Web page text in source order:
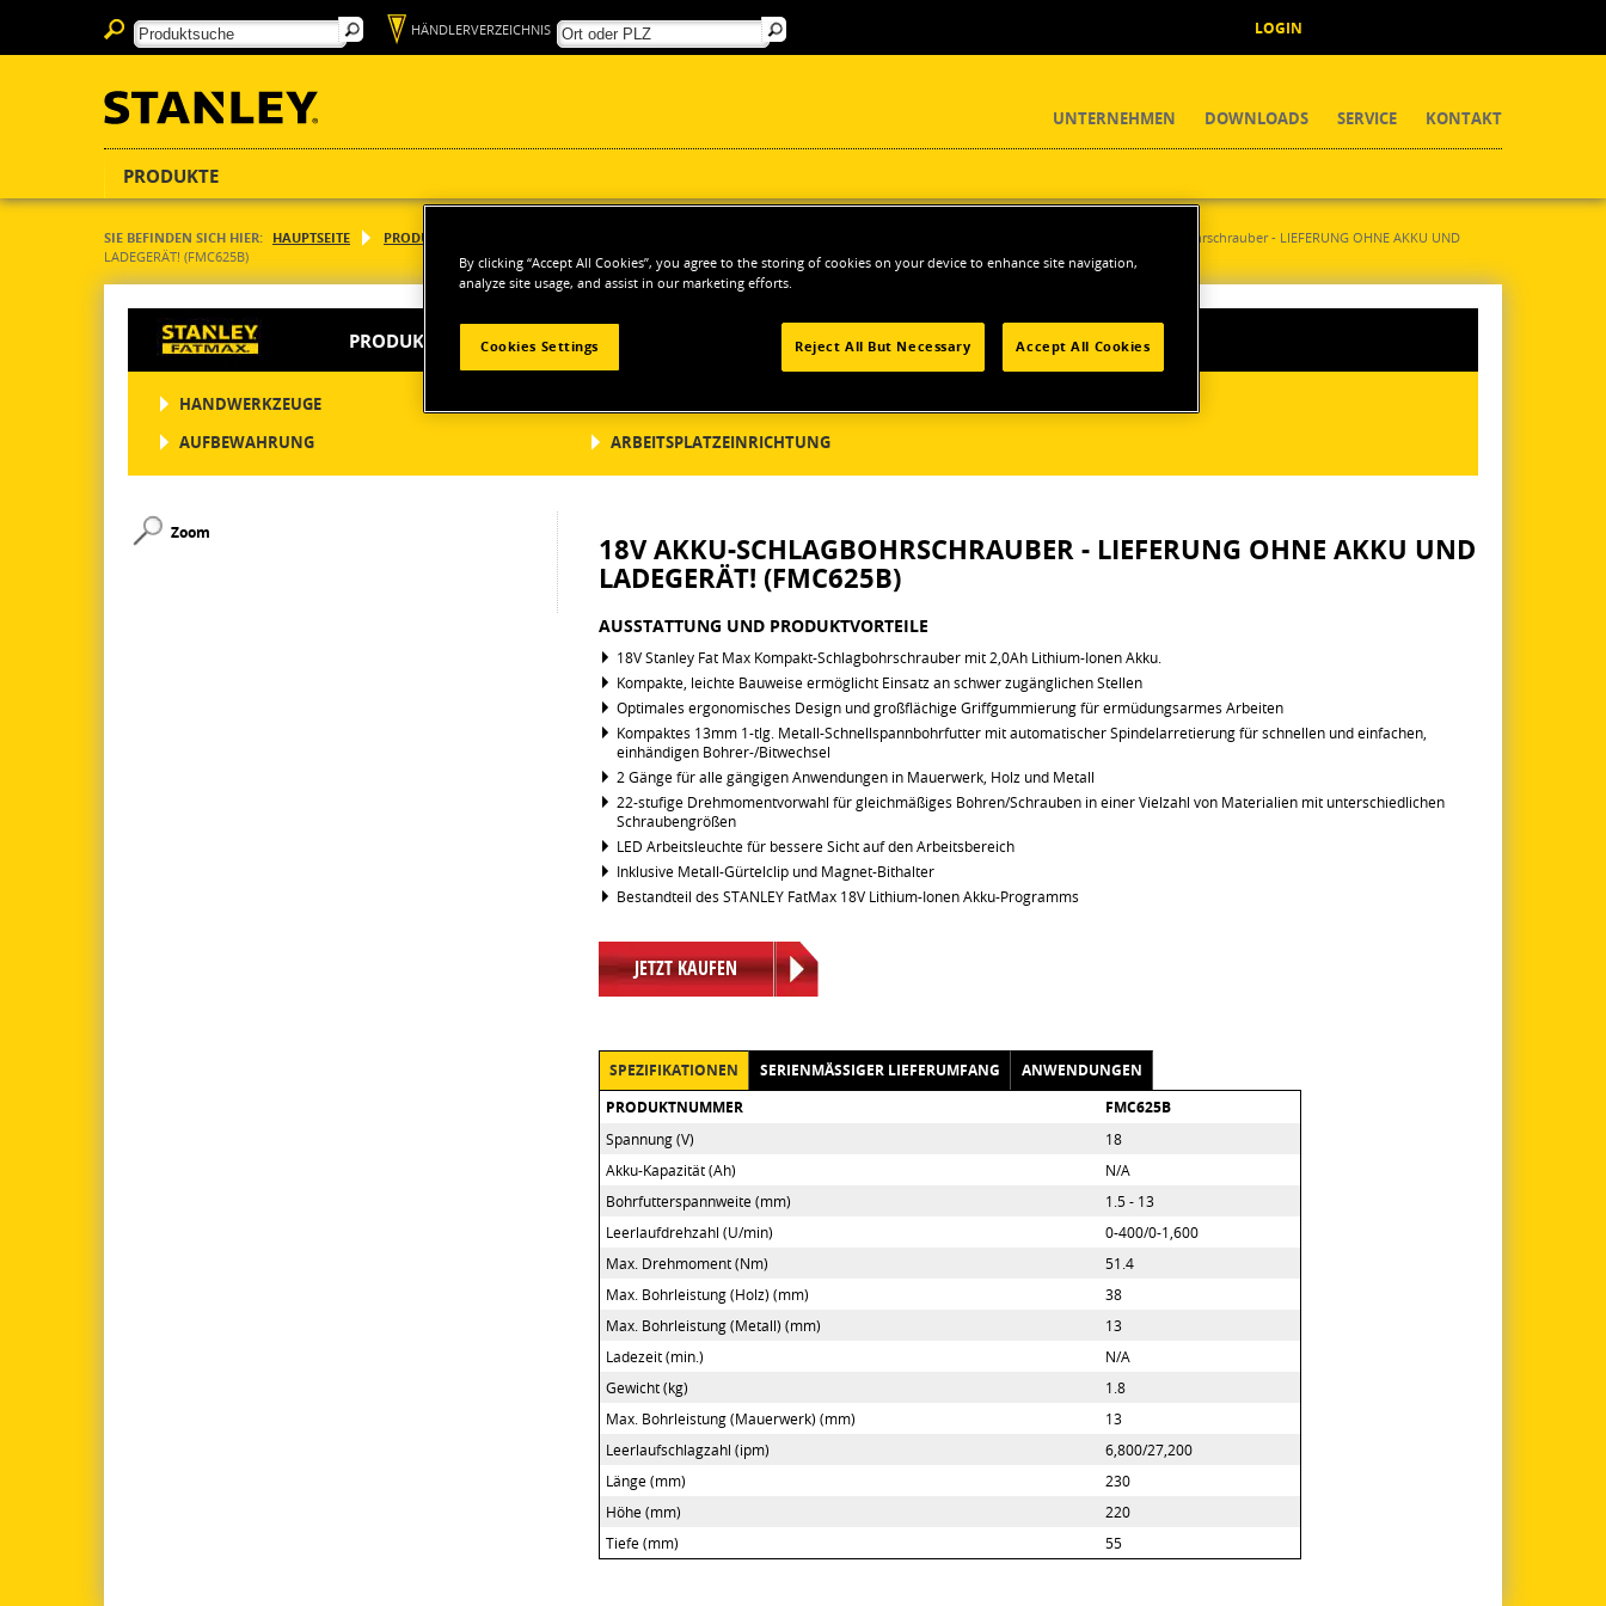
LOGIN
HÄNDLERVERZEICHNIS
UNTERNEHMEN DOWNLOADS SERVICE KONTAKT
PRODUKTE
SIE BEFINDEN SICH HIER: HAUPTSEITE PRODUKTE
18V Akku-Schlagbohrschrauber - LIEFERUNG OHNE AKKU UND
LADEGERÄT! (FMC625B)
PRODUKTE
HANDWERKZEUGE
AUFBEWAHRUNG
ARBEITSPLATZEINRICHTUNG
Zoom 18V AKKU-SCHLAGBOHRSCHRAUBER - LIEFERUNG OHNE AKKU UND
LADEGERÄT! (FMC625B)
AUSSTATTUNG UND PRODUKTVORTEILE
18V Stanley Fat Max Kompakt-Schlagbohrschrauber mit 2,0Ah Lithium-Ionen Akku.
Kompakte, leichte Bauweise ermöglicht Einsatz an schwer zugänglichen Stellen
Optimales ergonomisches Design und großflächige Griffgummierung für ermüdungsarmes Arbeiten
Kompaktes 13mm 1-tlg. Metall-Schnellspannbohrfutter mit automatischer Spindelarretierung für schnellen und einfachen,
einhändigen Bohrer-/Bitwechsel
2 Gänge für alle gängigen Anwendungen in Mauerwerk, Holz und Metall
22-stufige Drehmomentvorwahl für gleichmäßiges Bohren/Schrauben in einer Vielzahl von Materialien mit unterschiedlichen
Schraubengrößen
LED Arbeitsleuchte für bessere Sicht auf den Arbeitsbereich
Inklusive Metall-Gürtelclip und Magnet-Bithalter
Bestandteil des STANLEY FatMax 18V Lithium-Ionen Akku-Programms
JETZT KAUFEN
SPEZIFIKATIONEN SERIENMÄSSIGER LIEFERUMFANG
ANWENDUNGEN
PRODUKTNUMMER
FMC625B
Spannung (V)
18
Akku-Kapazität (Ah)
N/A
Bohrfutterspannweite (mm)
1.5 - 13
Leerlaufdrehzahl (U/min)
0-400/0-1,600
Max. Drehmoment (Nm)
51.4
Max. Bohrleistung (Holz) (mm)
38
Max. Bohrleistung (Metall) (mm)
13
Ladezeit (min.)
N/A
Gewicht (kg)
1.8
Max. Bohrleistung (Mauerwerk) (mm)
13
Leerlaufschlagzahl (ipm)
6,800/27,200
Länge (mm)
230
Höhe (mm)
220
Tiefe (mm)
55
By clicking “Accept All Cookies”, you agree to the storing of cookies on your device to enhance site navigation,
analyze site usage, and assist in our marketing efforts.
Cookies Settings Reject All But Necessary Accept All Cookies